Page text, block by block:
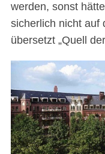
werden, sonst
sicherlich nicht auf
übersetzt „Quell